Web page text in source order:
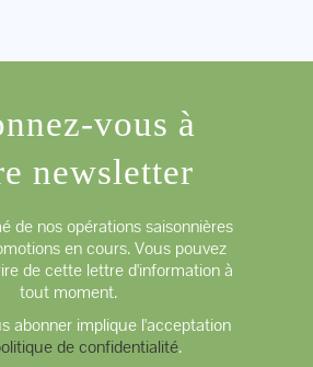
vous à
newsletter
de nos opérations saisonnières
en cours. Vous pouvez
de cette lettre d'information à
tout moment.
abonner implique l'acceptation
de confidentialité.